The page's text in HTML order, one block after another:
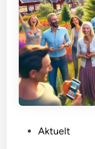
Aktuelt